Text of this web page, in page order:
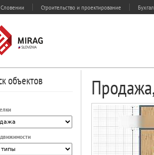
Строительство и проектирование
объектов